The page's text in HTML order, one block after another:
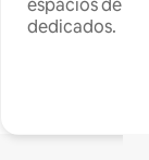
dedicados.